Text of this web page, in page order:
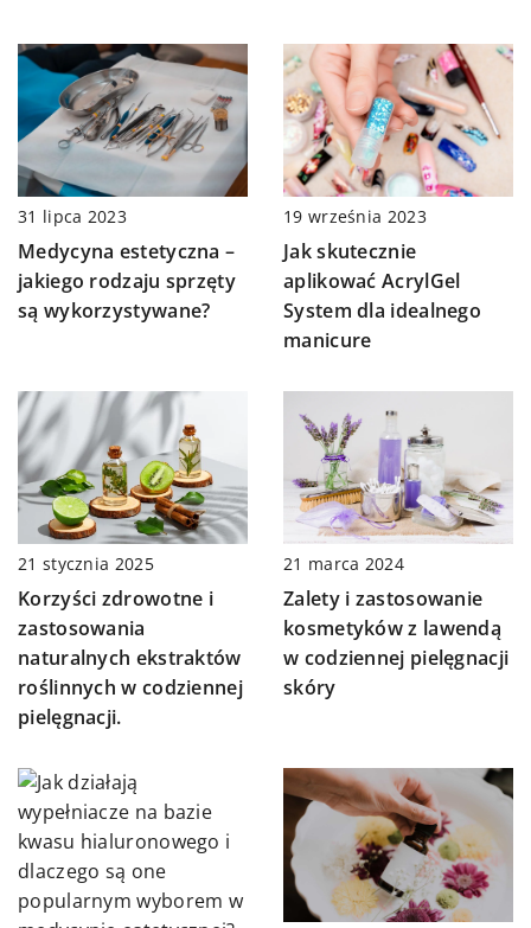
31 lipca 2023
Medycyna estetyczna –
jakiego rodzaju sprzęty
są wykorzystywane?
19 września 2023
Jak skutecznie
aplikować AcrylGel
System dla idealnego
manicure
21 stycznia 2025
Korzyści zdrowotne i
zastosowania
naturalnych ekstraktów
roślinnych w codziennej
pielęgnacji.
21 marca 2024
Zalety i zastosowanie
kosmetyków z lawendą
w codziennej pielęgnacji
skóry